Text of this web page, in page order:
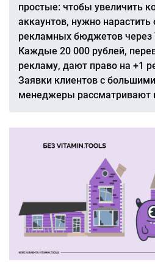
простые: чтобы увеличить
аккаунтов, нужно нарастить
рекламных бюджетов через
Каждые 20 000 рублей,
рекламу, дают право на +1
Заявки клиентов с
менеджеры рассматривают